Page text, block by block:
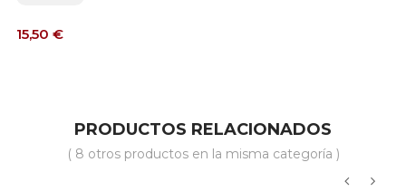
Precio
15,50 €
PRODUCTOS RELACIONADOS
( 8 otros productos en la misma categoría )